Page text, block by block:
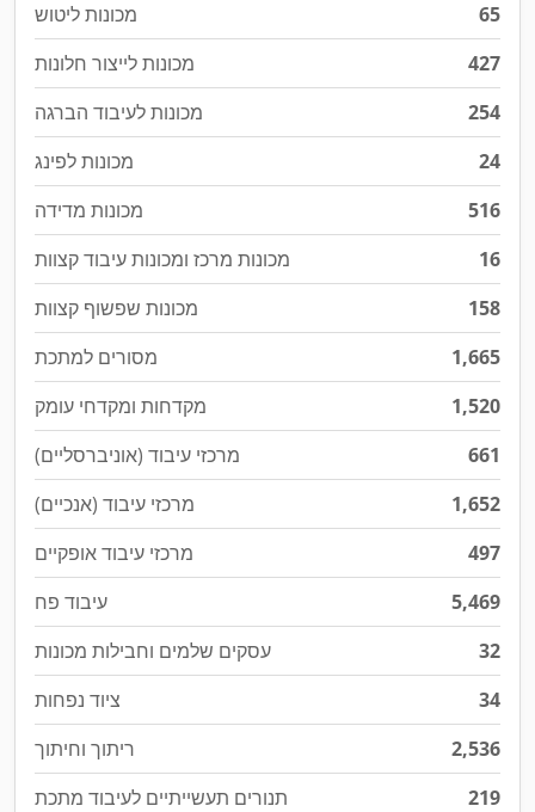
מכונות ליטוש
65
מכונות לייצור חלונות
427
מכונות לעיבוד הברגה
254
מכונות לפינג
24
מכונות מדידה
516
מכונות מרכז ומכונות עיבוד קצוות
16
מכונות שפשוף קצוות
158
מסורים למתכת
1,665
מקדחות ומקדחי עומק
1,520
מרכזי עיבוד (אוניברסליים)
661
מרכזי עיבוד (אנכיים)
1,652
מרכזי עיבוד אופקיים
497
עיבוד פח
5,469
עסקים שלמים וחבילות מכונות
32
ציוד נפחות
34
ריתוך וחיתוך
2,536
תנורים תעשייתיים לעיבוד מתכת
219